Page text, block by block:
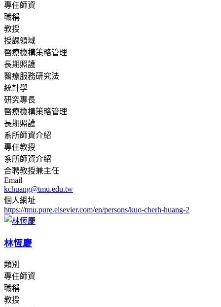
專任師資
職稱
教授
授課領域
醫療機構策略管理
長期照護
醫療服務研究法
統計學
研究專長
醫療機構策略管理
長期照護
系所師資介紹
專任教授
系所師資介紹
合聘教授兼主任
Email
kchuang@tmu.edu.tw
個人網址
https://tmu.pure.elsevier.com/en/persons/kuo-cherh-huang-2
林恆慶
類別
專任師資
職稱
教授